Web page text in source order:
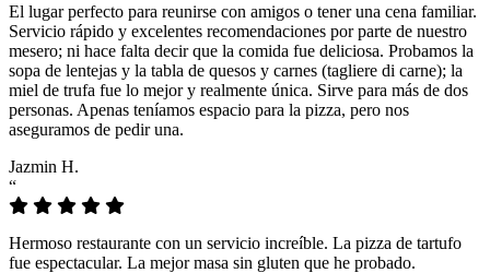
El lugar perfecto para reunirse con amigos o tener una cena familiar.
Servicio rápido y excelentes recomendaciones por parte de nuestro
mesero; ni hace falta decir que la comida fue deliciosa. Probamos la
sopa de lentejas y la tabla de quesos y carnes (tagliere di carne); la
miel de trufa fue lo mejor y realmente única. Sirve para más de dos
personas. Apenas teníamos espacio para la pizza, pero nos
aseguramos de pedir una.
Jazmin H.
“
Hermoso restaurante con un servicio increíble. La pizza de tartufo
fue espectacular. La mejor masa sin gluten que he probado.